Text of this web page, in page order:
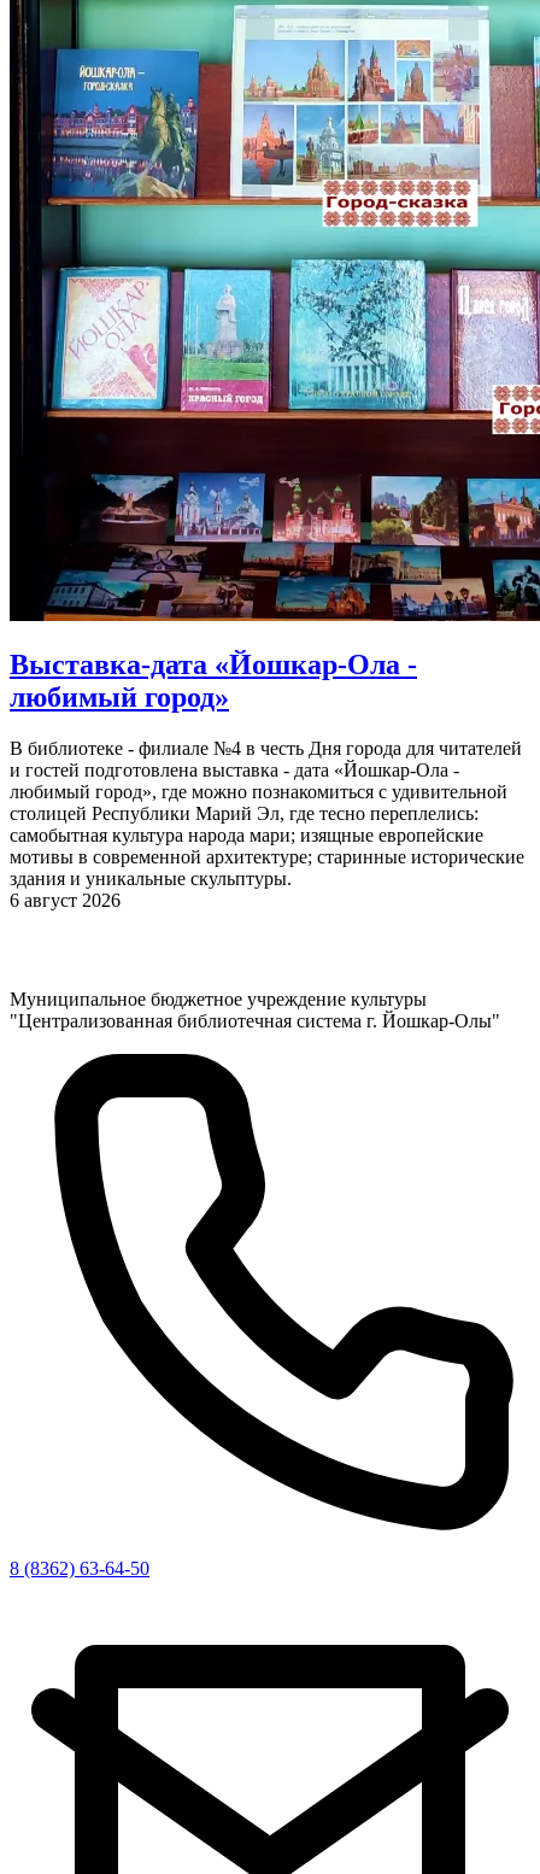
Выставка-дата «Йошкар-Ола -
любимый город»
В библиотеке - филиале №4 в честь Дня города для читателей
и гостей подготовлена выставка - дата «Йошкар-Ола -
любимый город», где можно познакомиться с удивительной
столицей Республики Марий Эл, где тесно переплелись:
самобытная культура народа мари; изящные европейские
мотивы в современной архитектуре; старинные исторические
здания и уникальные скульптуры.
6 август 2026
Муниципальное бюджетное учреждение культуры
"Централизованная библиотечная система г. Йошкар-Олы"
8 (8362) 63-64-50